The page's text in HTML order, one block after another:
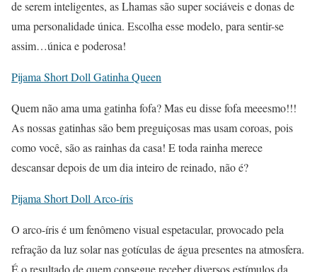
de serem inteligentes, as Lhamas são super sociáveis e donas de
uma personalidade única. Escolha esse modelo, para sentir-se
assim…única e poderosa!
Pijama Short Doll Gatinha Queen
Quem não ama uma gatinha fofa? Mas eu disse fofa meeesmo!!!
As nossas gatinhas são bem preguiçosas mas usam coroas, pois
como você, são as rainhas da casa! E toda rainha merece
descansar depois de um dia inteiro de reinado, não é?
Pijama Short Doll Arco-íris
O arco-íris é um fenômeno visual espetacular, provocado pela
refração da luz solar nas gotículas de água presentes na atmosfera.
É o resultado de quem consegue receber diversos estímulos da